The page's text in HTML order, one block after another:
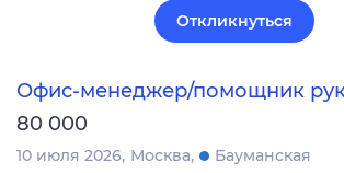
Откликнуться
Офис-менеджер/помощник
80 000
10 июля 2026 Москва
Бауманская